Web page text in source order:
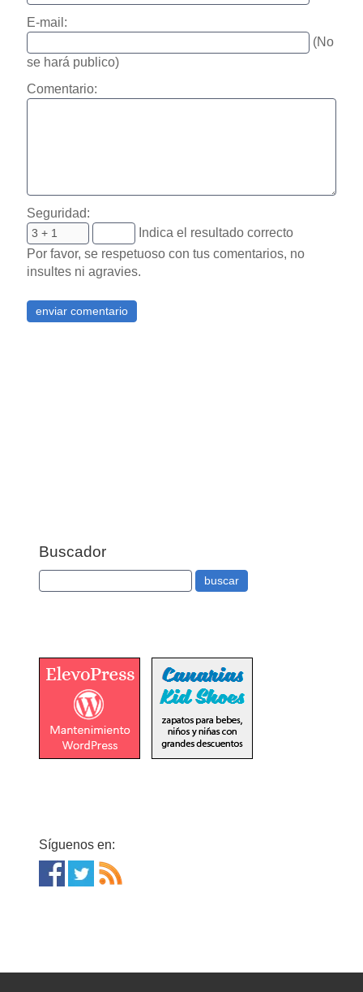
E-mail:
(No
se hará publico)
Comentario:
Seguridad:
Indica el resultado correcto
Por favor, se respetuoso con tus comentarios, no
insultes ni agravies.
Buscador
Síguenos en: